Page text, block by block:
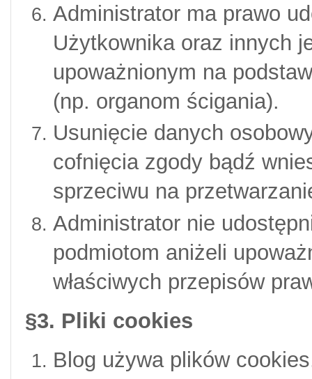
Administrator ma prawo
Użytkownika oraz innych
upoważnionym na
(np. organom ścigania).
Usunięcie danych
cofnięcia zgody bądź
sprzeciwu na
Administrator nie
podmiotom aniżeli
właściwych przepisów
§3. Pliki cookies
Blog używa plików